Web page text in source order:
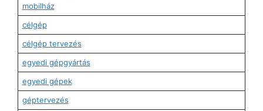
mobilház
célgép
célgép tervezés
egyedi gépgyártás
egyedi gépek
géptervezés